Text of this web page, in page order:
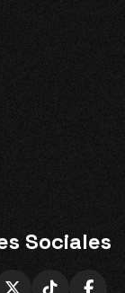
Sociales